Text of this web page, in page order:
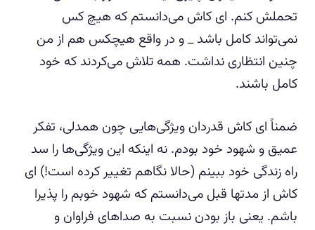
تحملش کنم. ای کاش می‌دانستم که هیچ کس
نمی‌تواند کامل باشد _ و در واقع هیچکس هم از من
چنین انتظاری نداشت. همه تلاش می‌کردند که خود
کامل باشند.
ضمناً ای کاش قدردان ویژگی‌هایی چون همدلی، تفکر
عمیق و شهود خود بودم. نه اینکه این ویژگی‌ها را سد
راه زندگی خود ببینم (حالا نگاهم تغییر کرده است!) ای
کاش از مدتها قبل می‌دانستم که شهود خوبم را پذیرا
باشم. یعنی باز بودن نسبت به صداهای فراوان و